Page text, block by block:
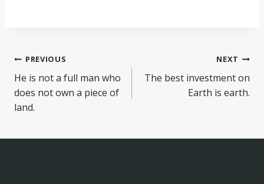
Post
navigation
PREVIOUS
He is not a full man who
does not own a piece of
land.
NEXT
The best investment on
Earth is earth.